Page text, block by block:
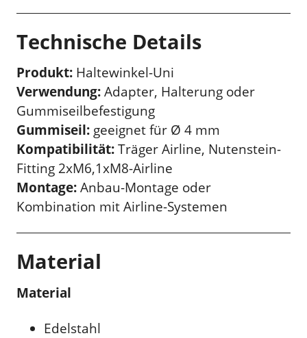
Technische Details
Produkt: Haltewinkel-Uni
Verwendung:Adapter, Halterung oder
Gummiseilbefestigung
Gummiseil: geeignet für Ø 4 mm
Kompatibilität:Träger Airline, Nutenstein-
Fitting 2xM6,1xM8-Airline
Montage:Anbau-Montage oder
Kombination mit Airline-Systemen
Material
Material
Edelstahl